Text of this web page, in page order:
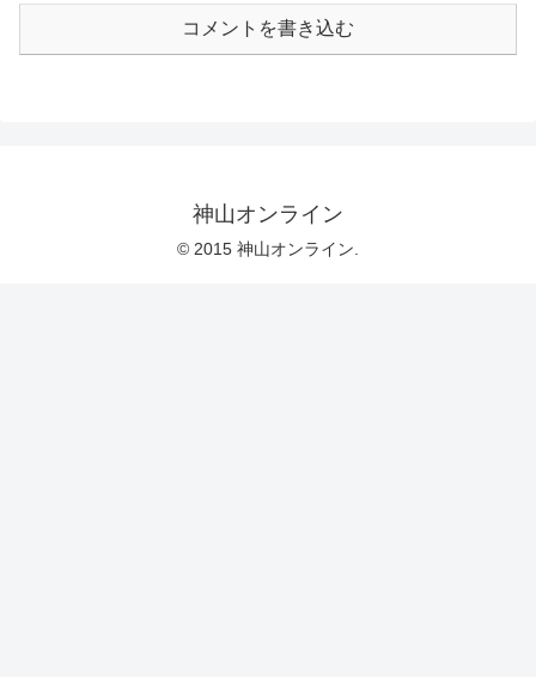
コメントを書き込む
神山オンライン
© 2015 神山オンライン.